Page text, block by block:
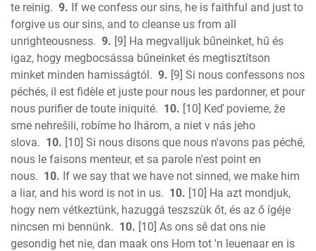
te reinig. 9. If we confess our sins, he is faithful and just to
forgive us our sins, and to cleanse us from all
unrighteousness. 9. [9] Ha megvalljuk bűneinket, hű és
igaz, hogy megbocsássa bűneinket és megtisztítson
minket minden hamisságtól. 9. [9] Si nous confessons nos
péchés, il est fidèle et juste pour nous les pardonner, et pour
nous purifier de toute iniquité. 10. [10] Keď povieme, že
sme nehrešili, robíme ho lhárom, a niet v nás jeho
slova. 10. [10] Si nous disons que nous n'avons pas péché,
nous le faisons menteur, et sa parole n'est point en
nous. 10. If we say that we have not sinned, we make him
a liar, and his word is not in us. 10. [10] Ha azt mondjuk,
hogy nem vétkeztünk, hazuggá teszszük őt, és az ő ígéje
nincsen mi bennünk. 10. [10] As ons sê dat ons nie
gesondig het nie, dan maak ons Hom tot 'n leuenaar en is